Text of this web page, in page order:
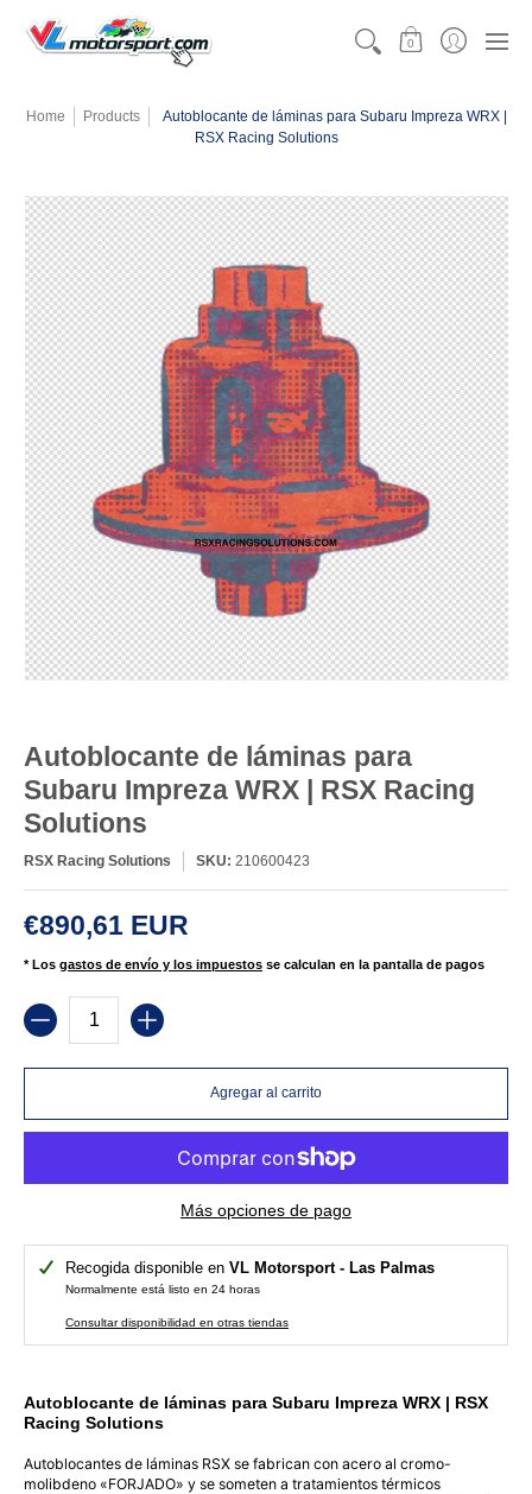
0
Home Products
Autoblocante de láminas para Subaru Impreza WRX |
RSX Racing Solutions
Autoblocante de láminas para
Subaru Impreza WRX | RSX Racing
Solutions
RSX Racing Solutions SKU: 210600423
€890,61 EUR
* Los gastos de envío y los impuestos se calculan en la pantalla de pagos
Cantidad
Agregar al carrito
Más opciones de pago
Recogida disponible en VL Motorsport - Las Palmas
Normalmente está listo en 24 horas
Consultar disponibilidad en otras tiendas
Autoblocante de láminas para Subaru Impreza WRX | RSX
Racing Solutions
Autoblocantes de láminas RSX se fabrican con acero al cromo-
molibdeno «FORJADO» y se someten a tratamientos térmicos